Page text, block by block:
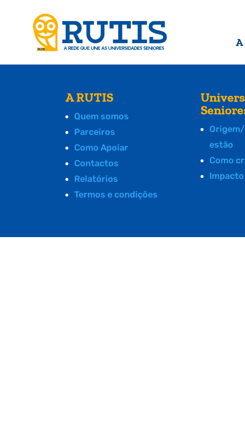
A
A RUTIS
Quem somos
Parceiros
Como Apoiar
Contactos
Relatórios
Termos e condições
estão
Como
Impacto